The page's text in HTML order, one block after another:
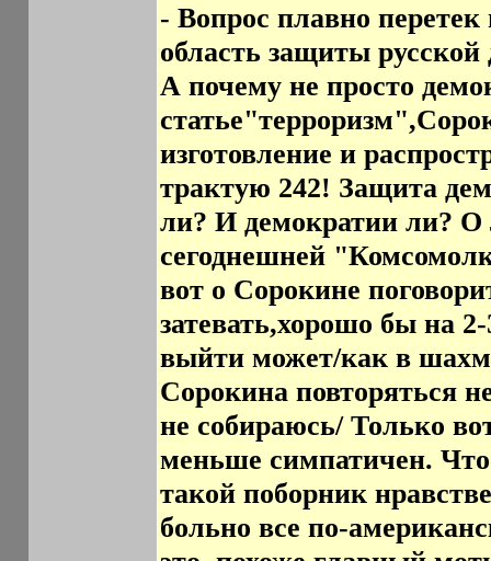
- Вопрос плавно
область защиты
А почему не просто
изготовление и
трактую 242! Защита
ли? И демократии ли? О
сегоднешней
вот о Сорокине
затевать,хорошо бы на 2-
выйти может/как в
Сорокина повторяться
не собираюсь/ Только
меньше симпатичен.
такой поборник
больно все по-